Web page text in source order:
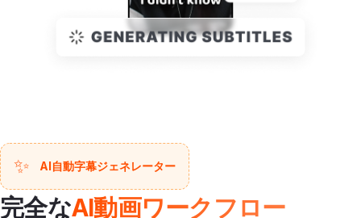
✨ AI自動字幕ジェネレーター
完全なAI動画ワークフロー